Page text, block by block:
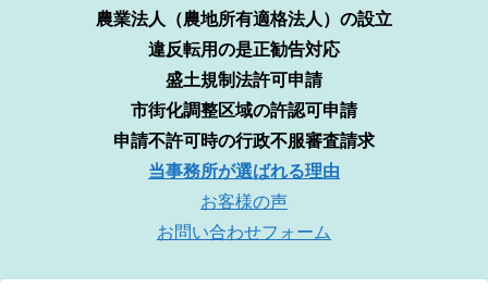
農業法人（農地所有適格法人）の設立
違反転用の是正勧告対応
盛土規制法許可申請
市街化調整区域の許認可申請
申請不許可時の行政不服審査請求
当事務所が選ばれる理由
お客様の声
お問い合わせフォーム